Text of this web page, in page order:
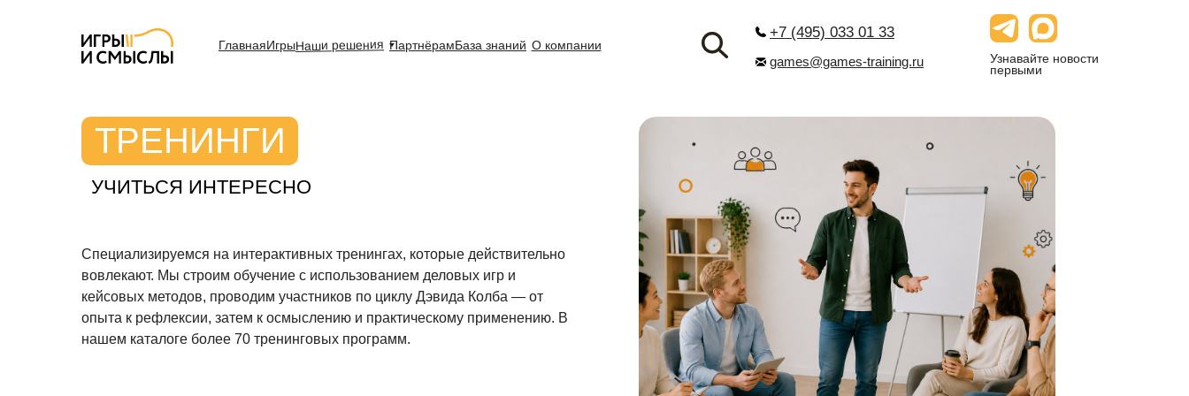
+7 (495) 033 01 33
games@games-training.ru
ГлавнаяИгрыНаши решения ПартнёрамБаза знаний О компании
Узнавайте новости
первыми
ТРЕНИНГИ
УЧИТЬСЯ ИНТЕРЕСНО
Специализируемся на интерактивных тренингах, которые действительно
вовлекают. Мы строим обучение с использованием деловых игр и
кейсовых методов, проводим участников по циклу Дэвида Колба — от
опыта к рефлексии, затем к осмыслению и практическому применению. В
нашем каталоге более 70 тренинговых программ.